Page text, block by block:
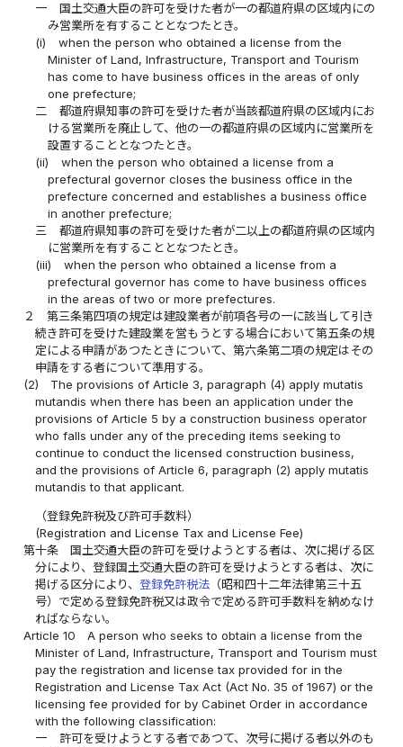
一
国土交通大臣の許可を受けた者が一の都道府県の区域内にの
み営業所を有することとなつたとき。
(i)
when the person who obtained a license from the
Minister of Land, Infrastructure, Transport and Tourism
has come to have business offices in the areas of only
one prefecture;
二
都道府県知事の許可を受けた者が当該都道府県の区域内にお
ける営業所を廃止して、他の一の都道府県の区域内に営業所を
設置することとなつたとき。
(ii)
when the person who obtained a license from a
prefectural governor closes the business office in the
prefecture concerned and establishes a business office
in another prefecture;
三
都道府県知事の許可を受けた者が二以上の都道府県の区域内
に営業所を有することとなつたとき。
(iii)
when the person who obtained a license from a
prefectural governor has come to have business offices
in the areas of two or more prefectures.
２
第三条第四項の規定は建設業者が前項各号の一に該当して引き
続き許可を受けた建設業を営もうとする場合において第五条の規
定による申請があつたときについて、第六条第二項の規定はその
申請をする者について準用する。
(2)
The provisions of Article 3, paragraph (4) apply mutatis
mutandis when there has been an application under the
provisions of Article 5 by a construction business operator
who falls under any of the preceding items seeking to
continue to conduct the licensed construction business,
and the provisions of Article 6, paragraph (2) apply mutatis
mutandis to that applicant.
（登録免許税及び許可手数料）
(Registration and License Tax and License Fee)
第十条
国土交通大臣の許可を受けようとする者は、次に掲げる区
分により、登録国土交通大臣の許可を受けようとする者は、次に
掲げる区分により、登録免許税法 （昭和四十二年法律第三十五
号）で定める登録免許税又は政令で定める許可手数料を納めなけ
ればならない。
Article 10
A person who seeks to obtain a license from the
Minister of Land, Infrastructure, Transport and Tourism must
pay the registration and license tax provided for in the
Registration and License Tax Act (Act No. 35 of 1967) or the
licensing fee provided for by Cabinet Order in accordance
with the following classification:
一
許可を受けようとする者であつて、次号に掲げる者以外のも